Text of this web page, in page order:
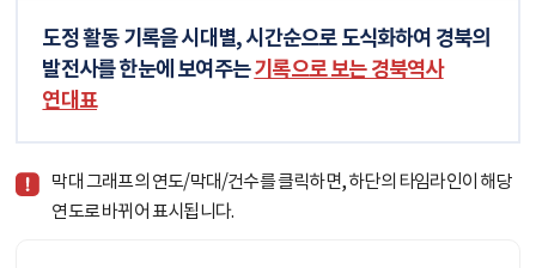
도정 활동 기록을 시대별, 시간순으로 도식화하여 경북의
발전사를 한눈에 보여주는기록으로 보는 경북역사
연대표
막대 그래프의 연도/막대/건수를 클릭하면, 하단의 타임라인이 해당
연도로 바뀌어 표시됩니다.